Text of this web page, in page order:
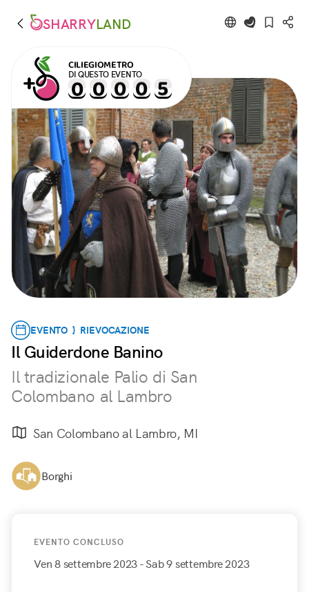
SHARRYLAND
CILIEGIOMETRO
DI QUESTO EVENTO
EVENTO } RIEVOCAZIONE
Il Guiderdone Banino
Il tradizionale Palio di San
Colombano al Lambro
San Colombano al Lambro, MI
Borghi
EVENTO CONCLUSO
Ven 8 settembre 2023- Sab 9 settembre 2023